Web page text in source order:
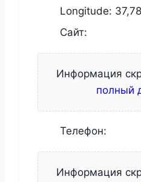
Longitude:
Сайт:
Информация
полный
Телефон:
Информация